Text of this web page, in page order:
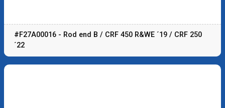
#F27A00016 - Rod end B / CRF 450 R&WE ´19 / CRF 250
´22